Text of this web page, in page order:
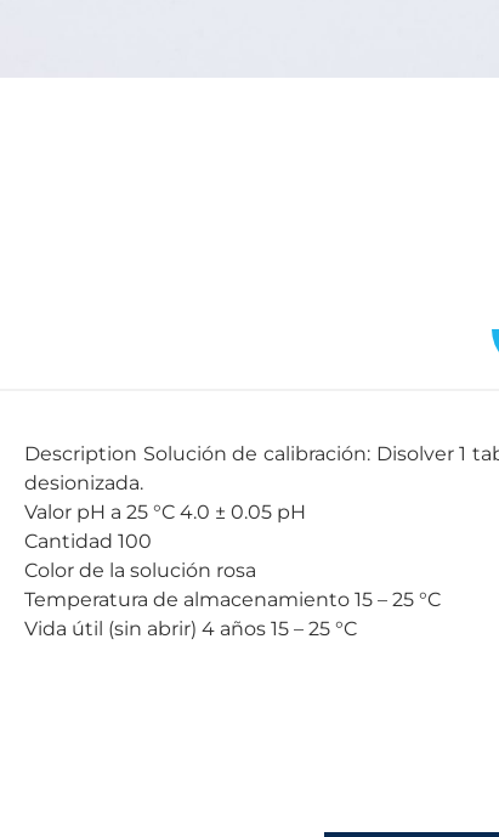
Description Solución de calibración: Disolver 1
desionizada.
Valor pH a 25 °C 4.0 ± 0.05 pH
Cantidad 100
Color de la solución rosa
Temperatura de almacenamiento 15 – 25 °C
Vida útil (sin abrir) 4 años 15 – 25 °C